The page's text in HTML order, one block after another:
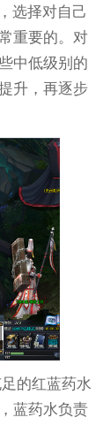
选择对自己
重要的。对
中低级别的
升，再逐步
的红蓝药水
蓝药水负责